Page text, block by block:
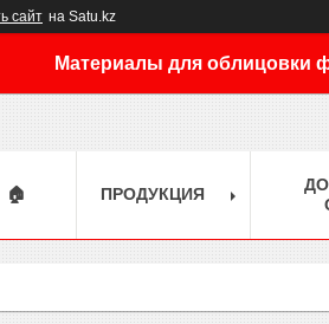
сайт на Satu.kz
Материалы для облицовки
🏠 ПРОДУКЦИЯ